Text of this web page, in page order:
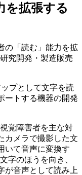
を拡張する
の「読む」能力を拡
究開発・製造販売
プとして文字を読
ートする機器の開発
覚障害者を主な対
カメラで撮影した文
いて音声に変換す
字のほうを向き、
が音声として読み上